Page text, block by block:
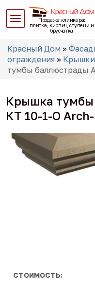
Перейти
основному
Продажа клинкера:
плитка, кирпич, ступени и
брусчатка
Вы
здесь
Красный Дом »
ограждения » Крышки
тумбы баллюстрады
Крышка
КТ 10-1-O
СТОИМОСТЬ: